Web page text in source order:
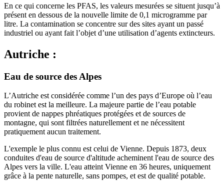
En ce qui concerne les PFAS, les valeurs mesurées se situent jusqu’à
présent en dessous de la nouvelle limite de 0,1 microgramme par
litre. La contamination se concentre sur des sites ayant un passé
industriel ou ayant fait l’objet d’une utilisation d’agents extincteurs.
Autriche :
Eau de source des Alpes
L’Autriche est considérée comme l’un des pays d’Europe où l’eau
du robinet est la meilleure. La majeure partie de l’eau potable
provient de nappes phréatiques protégées et de sources de
montagne, qui sont filtrées naturellement et ne nécessitent
pratiquement aucun traitement.
L'exemple le plus connu est celui de Vienne. Depuis 1873, deux
conduites d'eau de source d'altitude acheminent l'eau de source des
Alpes vers la ville. L'eau atteint Vienne en 36 heures, uniquement
grâce à la pente naturelle, sans pompes, et est de qualité potable.